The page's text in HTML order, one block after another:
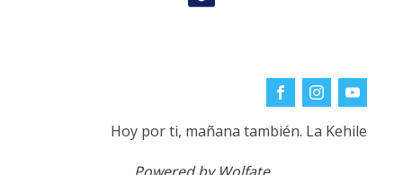
Hoy por ti, mañana también. La Kehile